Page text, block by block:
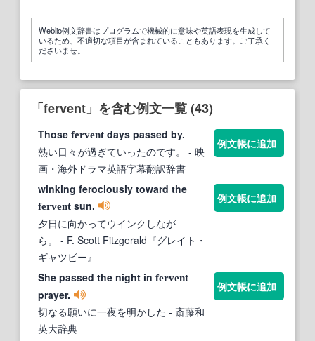
Weblio例文辞書はプログラムで機械的に意味や英語表現を生成して
いるため、不適切な項目が含まれていることもあります。ご了承く
ださいませ。
「fervent」を含む例文一覧 (43)
Those fervent days passed by.
熱い日々が過ぎていったのです。
- 映
画・海外ドラマ英語字幕翻訳辞書
例文帳に追加
winking ferociously toward the
fervent sun.
夕日に向かってウインクしなが
ら。
- F. Scott Fitzgerald『グレイト・
ギャツビー』
例文帳に追加
She passed the night in fervent
prayer.
切なる願いに一夜を明かした - 斎藤和
英大辞典
例文帳に追加